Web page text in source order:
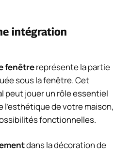
intégration
fenêtrereprésente la partie
sous la fenêtre. Cet
peut jouer un rôle essentiel
l’esthétique de votre maison,
fonctionnelles.
dans la décoration de